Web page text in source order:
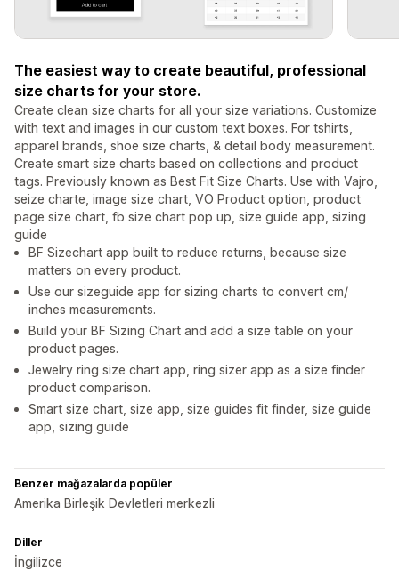
The easiest way to create beautiful, professional
size charts for your store.
Create clean size charts for all your size variations. Customize
with text and images in our custom text boxes. For tshirts,
apparel brands, shoe size charts, & detail body measurement.
Create smart size charts based on collections and product
tags. Previously known as Best Fit Size Charts. Use with Vajro,
seize charte, image size chart, VO Product option, product
page size chart, fb size chart pop up, size guide app, sizing
guide
BF Sizechart app built to reduce returns, because size
matters on every product.
Use our sizeguide app for sizing charts to convert cm/
inches measurements.
Build your BF Sizing Chart and add a size table on your
product pages.
Jewelry ring size chart app, ring sizer app as a size finder
product comparison.
Smart size chart, size app, size guides fit finder, size guide
app, sizing guide
Benzer mağazalarda popüler
Amerika Birleşik Devletleri merkezli
Diller
İngilizce